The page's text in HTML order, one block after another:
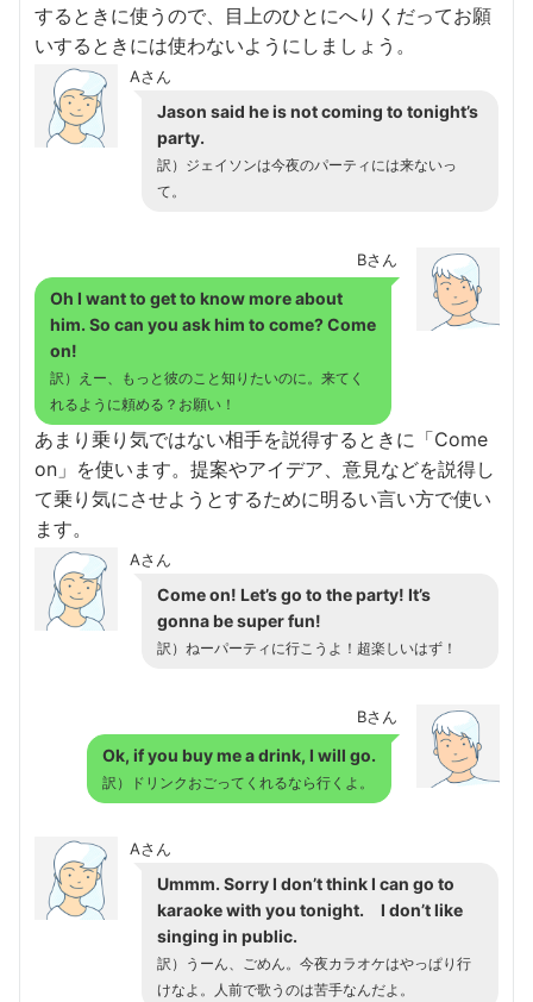
するときに使うので、目上のひとにへりくだってお願
いするときには使わないようにしましょう。
Aさん
Jason said he is not coming to tonight’s
party.
訳）ジェイソンは今夜のパーティには来ないっ
て。
Bさん
Oh I want to get to know more about
him. So can you ask him to come? Come
on!
訳）えー、もっと彼のこと知りたいのに。来てく
れるように頼める？お願い！
あまり乗り気ではない相手を説得するときに「Come
on」を使います。提案やアイデア、意見などを説得し
て乗り気にさせようとするために明るい言い方で使い
ます。
Aさん
Come on! Let’s go to the party! It’s
gonna be super fun!
訳）ねーパーティに行こうよ！超楽しいはず！
Bさん
Ok, if you buy me a drink, I will go.
訳）ドリンクおごってくれるなら行くよ。
Aさん
Ummm. Sorry I don’t think I can go to
karaoke with you tonight. I don’t like
singing in public.
訳）うーん、ごめん。今夜カラオケはやっぱり行
けなよ。人前で歌うのは苦手なんだよ。